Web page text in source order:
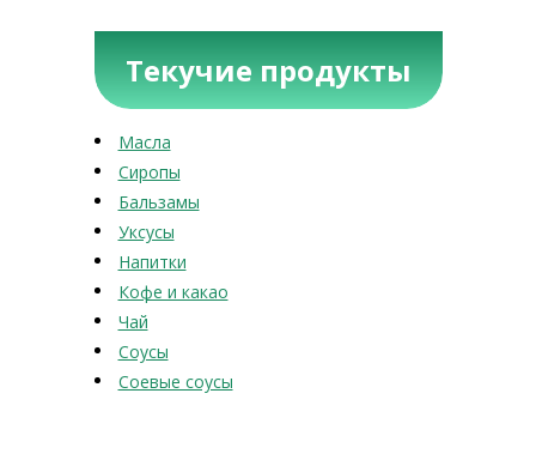
Текучие продукты
Масла
Сиропы
Бальзамы
Уксусы
Напитки
Кофе и какао
Чай
Соусы
Соевые соусы